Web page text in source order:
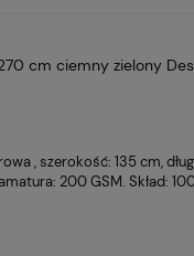
cm ciemny zielony
, szerokość: 135 cm,
200 GSM. Skład: